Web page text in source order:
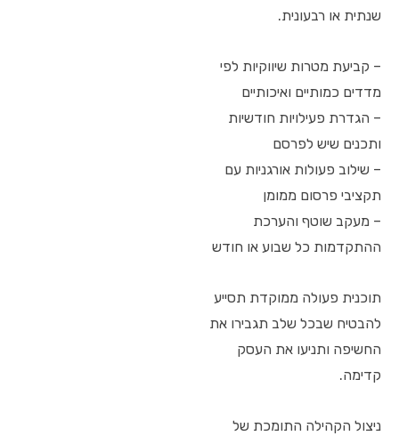
שנתית או רבעונית.
– קביעת מטרות שיווקיות לפי
מדדים כמותיים ואיכותיים
– הגדרת פעילויות חודשיות
ותכנים שיש לפרסם
– שילוב פעולות אורגניות עם
תקציבי פרסום ממומן
– מעקב שוטף והערכת
ההתקדמות כל שבוע או חודש
תוכנית פעולה ממוקדת תסייע
להבטיח שבכל שלב תגבירו את
החשיפה ותניעו את העסק
קדימה.
ניצול הקהילה התומכת של